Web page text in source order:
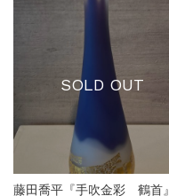
SOLD OUT
藤田喬平『手吹金彩 鶴首』